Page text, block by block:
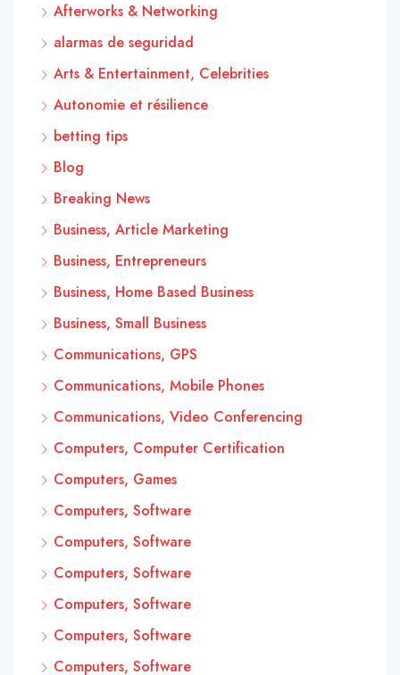
Afterworks & Networking
alarmas de seguridad
Arts & Entertainment, Celebrities
Autonomie et résilience
betting tips
Blog
Breaking News
Business, Article Marketing
Business, Entrepreneurs
Business, Home Based Business
Business, Small Business
Communications, GPS
Communications, Mobile Phones
Communications, Video Conferencing
Computers, Computer Certification
Computers, Games
Computers, Software
Computers, Software
Computers, Software
Computers, Software
Computers, Software
Computers, Software